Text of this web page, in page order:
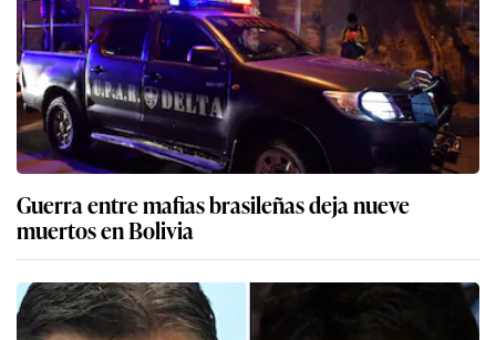
Guerra entre mafias brasileñas deja nueve
muertos en Bolivia